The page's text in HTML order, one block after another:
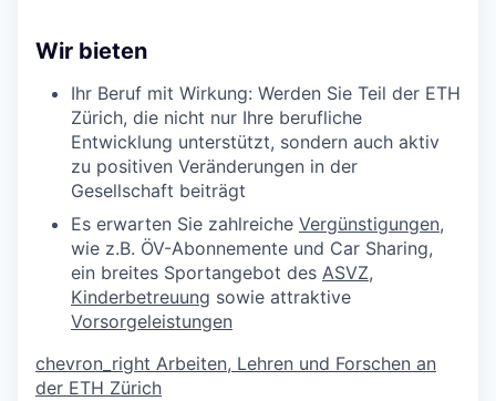
Wir bieten
Ihr Beruf mit Wirkung: Werden Sie Teil der ETH
Zürich, die nicht nur Ihre berufliche
Entwicklung unterstützt, sondern auch aktiv
zu positiven Veränderungen in der
Gesellschaft beiträgt
Es erwarten Sie zahlreiche Vergünstigungen,
wie z.B. ÖV-Abonnemente und Car Sharing,
ein breites Sportangebot des ASVZ,
Kinderbetreuung sowie attraktive
Vorsorgeleistungen
chevron_right Arbeiten, Lehren und Forschen an
der ETH Zürich